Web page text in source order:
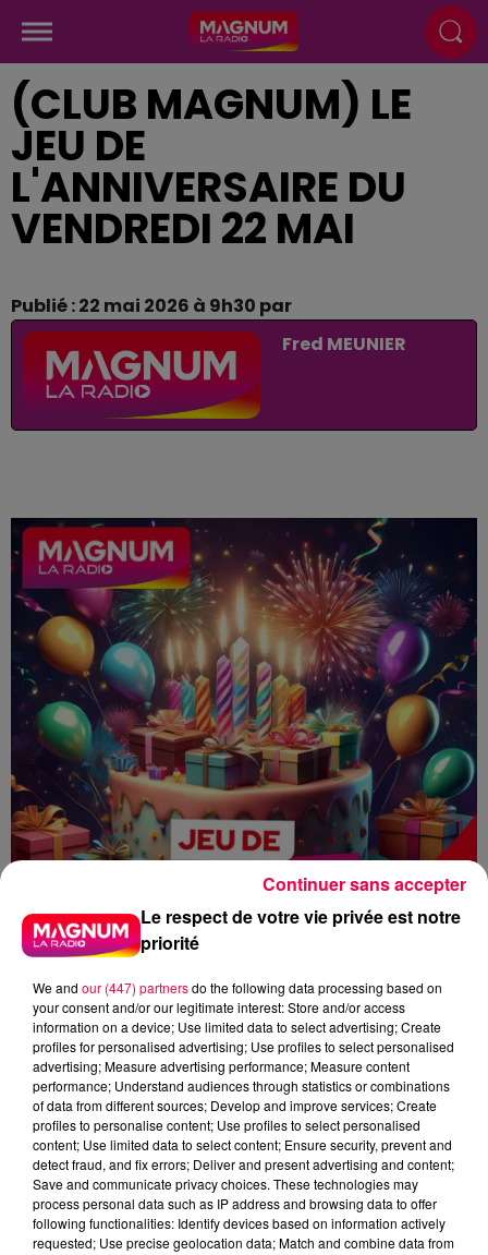
(CLUB MAGNUM) LE
JEU DE
L'ANNIVERSAIRE DU
VENDREDI 22 MAI
Publié : 22 mai 2026 à 9h30 par
Fred MEUNIER
Jeu de l'anniversaire
Anniversaire
Club Magnum
Magnum la Radio
Magnum
Radio
Vosges
Meurthe et Moselle
Haute Marne
Alsace
Meuse Grand Est
Le respect de votre vie privée est notre
priorité
We and our (447) partnersdo the following data processing based on
your consent and/or our legitimate interest: Store and/or access
information on a device; Use limited data to select advertising; Create
profiles for personalised advertising; Use profiles to select personalised
advertising; Measure advertising performance; Measure content
performance; Understand audiences through statistics or combinations
of data from different sources; Develop and improve services; Create
profiles to personalise content; Use profiles to select personalised
content; Use limited data to select content; Ensure security, prevent and
detect fraud, and fix errors; Deliver and present advertising and content;
Save and communicate privacy choices. These technologies may
process personal data such as IP address and browsing data to offer
following functionalities: Identify devices based on information actively
requested; Use precise geolocation data; Match and combine data from
Continuer sans accepter